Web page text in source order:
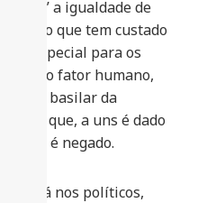
a igualdade de
que tem custado
em especial para os
o fator humano,
basilar da
que, a uns é dado
é negado.
está nos políticos,